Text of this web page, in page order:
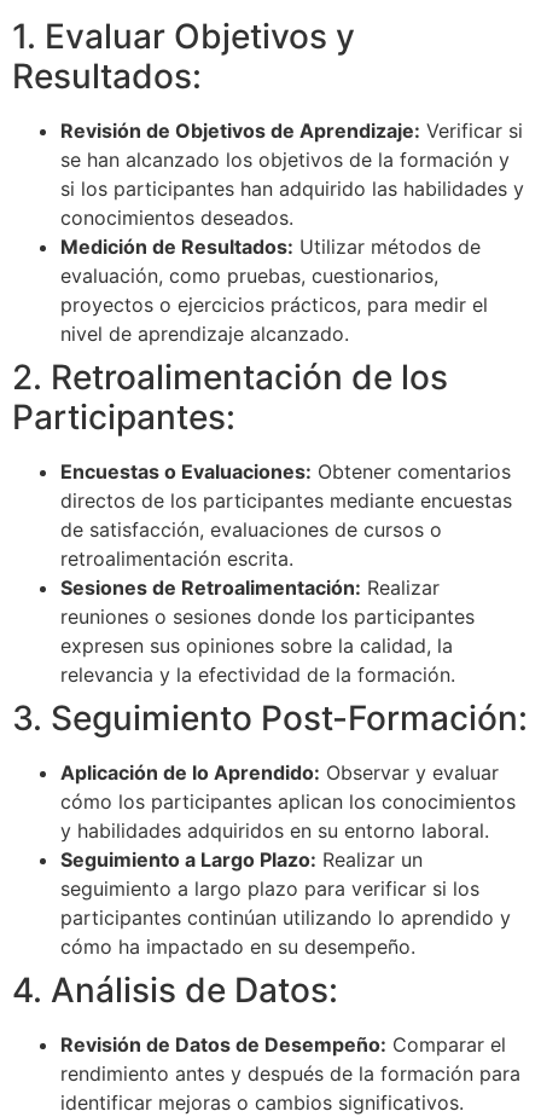
1. Evaluar Objetivos y
Resultados:
Revisión de Objetivos de Aprendizaje: Verificar si
se han alcanzado los objetivos de la formación y
si los participantes han adquirido las habilidades y
conocimientos deseados.
Medición de Resultados: Utilizar métodos de
evaluación, como pruebas, cuestionarios,
proyectos o ejercicios prácticos, para medir el
nivel de aprendizaje alcanzado.
2. Retroalimentación de los
Participantes:
Encuestas o Evaluaciones: Obtener comentarios
directos de los participantes mediante encuestas
de satisfacción, evaluaciones de cursos o
retroalimentación escrita.
Sesiones de Retroalimentación: Realizar
reuniones o sesiones donde los participantes
expresen sus opiniones sobre la calidad, la
relevancia y la efectividad de la formación.
3. Seguimiento Post-Formación:
Aplicación de lo Aprendido: Observar y evaluar
cómo los participantes aplican los conocimientos
y habilidades adquiridos en su entorno laboral.
Seguimiento a Largo Plazo: Realizar un
seguimiento a largo plazo para verificar si los
participantes continúan utilizando lo aprendido y
cómo ha impactado en su desempeño.
4. Análisis de Datos:
Revisión de Datos de Desempeño: Comparar el
rendimiento antes y después de la formación para
identificar mejoras o cambios significativos.